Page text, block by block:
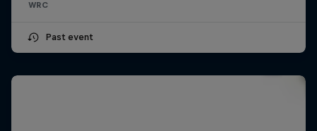
WRC
Past event